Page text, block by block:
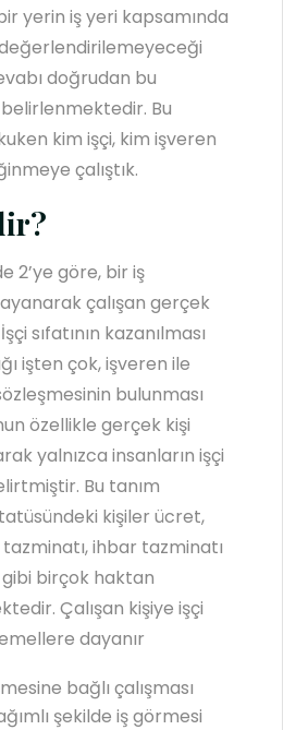
yerin iş yeri kapsamında
doğrudan bu
Bu
kim işçi, kim işveren
çalıştık.
2’ye göre, bir iş
çalışan gerçek
sıfatının kazanılması
işten çok, işveren ile
bulunması
özellikle gerçek kişi
yalnızca insanların işçi
Bu tanım
kişiler ücret,
tazminatı, ihbar tazminatı
birçok haktan
Çalışan kişiye işçi
dayanır
bağlı çalışması
şekilde iş görmesi